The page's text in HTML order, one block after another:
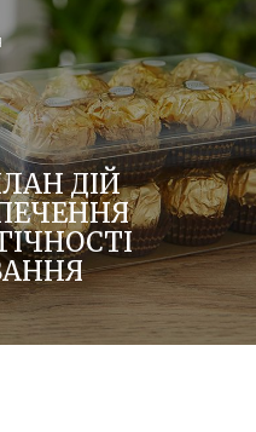
діяльності та у всіх
ДІЙ
з іншими компаніями над
нашого пакування,